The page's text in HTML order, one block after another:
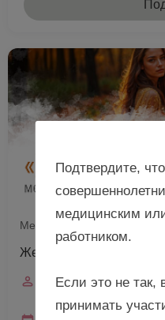
Женское здоровье,
Спикеры
Подтвердите,
медицинским
работником.
Если это не так,
принимать